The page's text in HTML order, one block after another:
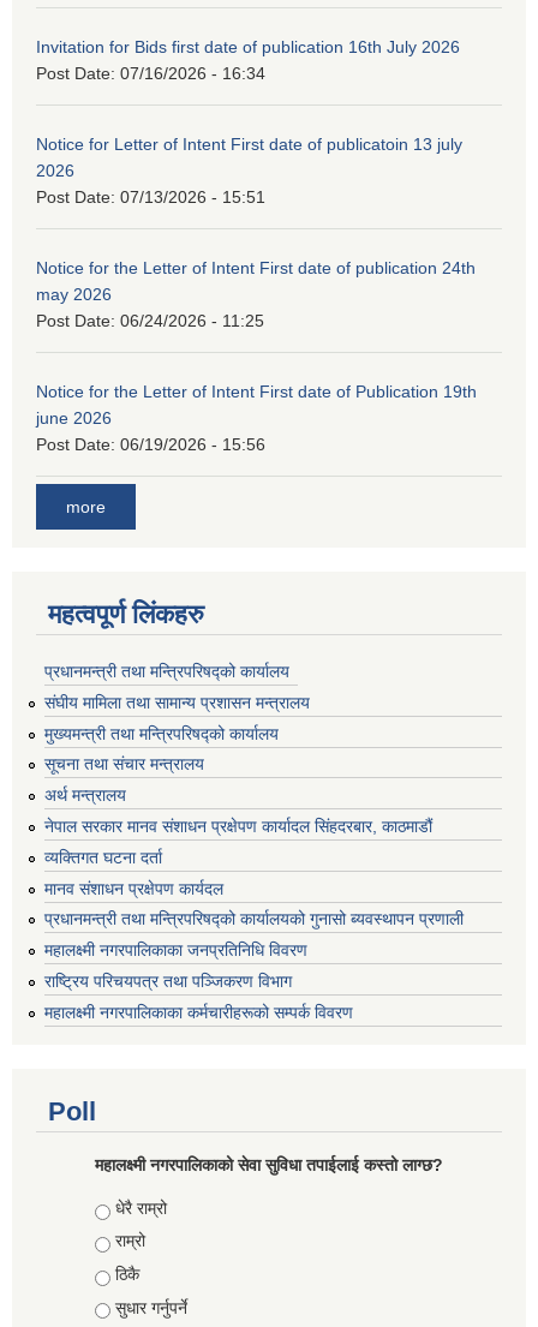
Invitation for Bids first date of publication 16th July 2026
Post Date: 07/16/2026 - 16:34
Notice for Letter of Intent First date of publicatoin 13 july
2026
Post Date: 07/13/2026 - 15:51
Notice for the Letter of Intent First date of publication 24th
may 2026
Post Date: 06/24/2026 - 11:25
Notice for the Letter of Intent First date of Publication 19th
june 2026
Post Date: 06/19/2026 - 15:56
more
महत्वपूर्ण लिंकहरु
प्रधानमन्त्री तथा मन्त्रिपरिषद्को कार्यालय
संघीय मामिला तथा सामान्य प्रशासन मन्त्रालय
मुख्यमन्त्री तथा मन्त्रिपरिषद्को कार्यालय
सूचना तथा संचार मन्त्रालय
अर्थ मन्त्रालय
नेपाल सरकार मानव संशाधन प्रक्षेपण कार्यादल सिंहदरबार, काठमाडौं
व्यक्तिगत घटना दर्ता
मानव संशाधन प्रक्षेपण कार्यदल
प्रधानमन्त्री तथा मन्त्रिपरिषद्को कार्यालयको गुनासो ब्यवस्थापन प्रणाली
महालक्ष्मी नगरपालिकाका जनप्रतिनिधि विवरण
राष्ट्रिय परिचयपत्र तथा पञ्जिकरण विभाग
महालक्ष्मी नगरपालिकाका कर्मचारीहरूको सम्पर्क विवरण
Poll
महालक्ष्मी नगरपालिकाको सेवा सुविधा तपाईलाई कस्तो लाग्छ?
Choices
धेरै राम्रो
राम्रो
ठिकै
सुधार गर्नुपर्ने